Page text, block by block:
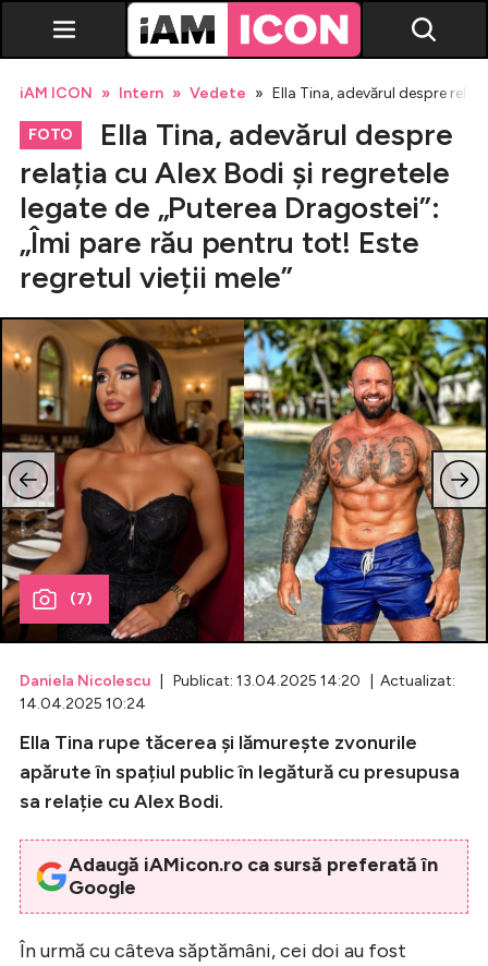
Vedete
Breaking news
Emisiuni TV
Horoscop
Lifestyle
Celebrități
Breaking News
Intră în cont
Creează cont
iAM ICON Intern Vedete Ella Tina, adevărul despre
FOTO
Ella Tina, adevărul despre
relația cu Alex Bodi și regretele
legate de „Puterea Dragostei”:
„Îmi pare rău pentru tot! Este
regretul vieții mele”
(7)
Daniela Nicolescu | Publicat: 13.04.2025 14:20 | Actualizat:
14.04.2025 10:24
Ella Tina rupe tăcerea și lămurește zvonurile
apărute în spațiul public în legătură cu presupusa
sa relație cu Alex Bodi.
Adaugă iAMicon.ro ca sursă preferată în
Google
În urmă cu câteva săptămâni, cei doi au fost